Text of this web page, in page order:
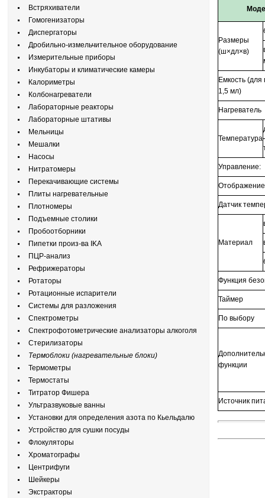
Встряхиватели
Гомогенизаторы
Диспергаторы
Дробильно-измельчительное оборудование
Измерительные приборы
Инкубаторы и климатические камеры
Калориметры
Колбонагреватели
Лабораторные реакторы
Лабораторные штативы
Мельницы
Мешалки
Насосы
Нитратомеры
Перекачивающие системы
Плиты нагревательные
Плотномеры
Подъемные столики
Пробоотборники
Пипетки произ-ва IKA
ПЦР-анализ
Рефрижераторы
Ротаторы
Ротационные испарители
Системы для разложения
Спектрометры
Спектрофотометрические анализаторы алкоголя
Стерилизаторы
Термоблоки (нагревательные блоки)
Термометры
Термостаты
Титратор Фишера
Ультразвуковые ванны
Установки для определения азота по Кьельдалю
Устройство для сушки посуды
Флокуляторы
Хроматографы
Центрифуги
Шейкеры
Экстракторы
Размеры
(ш×дл×в)
Емкость (для
1,5 мл)
Нагреватель
Температура
Управление:
Датчик
Материал
Функция
Таймер
По выбору
функции
Источник